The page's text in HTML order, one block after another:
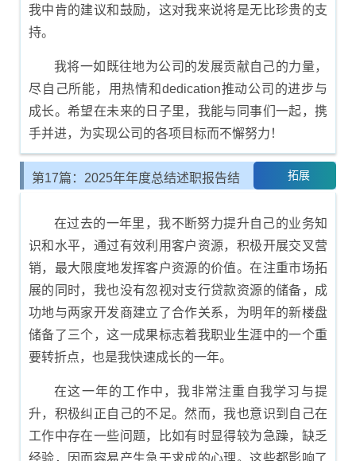
我中肯的建议和鼓励，这对我来说将是无比珍贵的支
持。
我将一如既往地为公司的发展贡献自己的力量，
尽自己所能，用热情和dedication推动公司的进步与
成长。希望在未来的日子里，我能与同事们一起，携
手并进，为实现公司的各项目标而不懈努力！
第17篇：2025年年度总结述职报告结 拓展
在过去的一年里，我不断努力提升自己的业务知
识和水平，通过有效利用客户资源，积极开展交叉营
销，最大限度地发挥客户资源的价值。在注重市场拓
展的同时，我也没有忽视对支行贷款资源的储备，成
功地与两家开发商建立了合作关系，为明年的新楼盘
储备了三个，这一成果标志着我职业生涯中的一个重
要转折点，也是我快速成长的一年。
在这一年的工作中，我非常注重自我学习与提
升，积极纠正自己的不足。然而，我也意识到自己在
工作中存在一些问题，比如有时显得较为急躁，缺乏
经验，因而容易产生急于求成的心理。这些都影响了